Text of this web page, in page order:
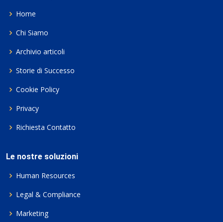
Home
Chi Siamo
Archivio articoli
Storie di Successo
Cookie Policy
Privacy
Richiesta Contatto
Le nostre soluzioni
Human Resources
Legal & Compliance
Marketing